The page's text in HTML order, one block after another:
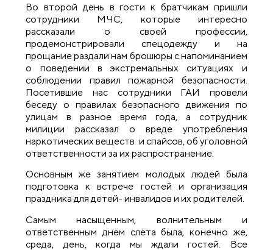
Во второй день в гости к братчикам пришли
сотрудники МЧС, которые интересно
рассказали о своей профессии,
продемонстрировали спецодежду и на
прощание раздали нам брошюры с напоминанием
о поведении в экстремальных ситуациях и
соблюдении правил пожарной безопасности.
Посетившие нас сотрудники ГАИ провели
беседу о правилах безопасного движения по
улицам в разное время года, а сотрудник
милиции рассказал о вреде употребления
наркотических веществ и спайсов, об уголовной
ответственности за их распространение.
Основным же занятием молодых людей была
подготовка к встрече гостей и организация
праздника для детей- инвалидов и их родителей.
Самым насыщенным, волнительным и
ответственным днём слёта была, конечно же,
среда, день, когда мы ждали гостей. Все